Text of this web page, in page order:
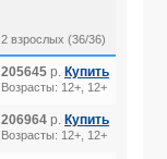
2 взрослых (36/36)
205645 р. Купить
Возрасты: 12+, 12+
206964 р. Купить
Возрасты: 12+, 12+